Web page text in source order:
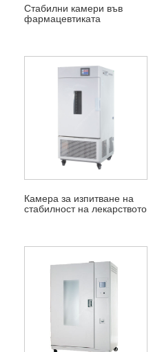
Стабилни камери във
фармацевтиката
Камера за изпитване на
стабилност на лекарството